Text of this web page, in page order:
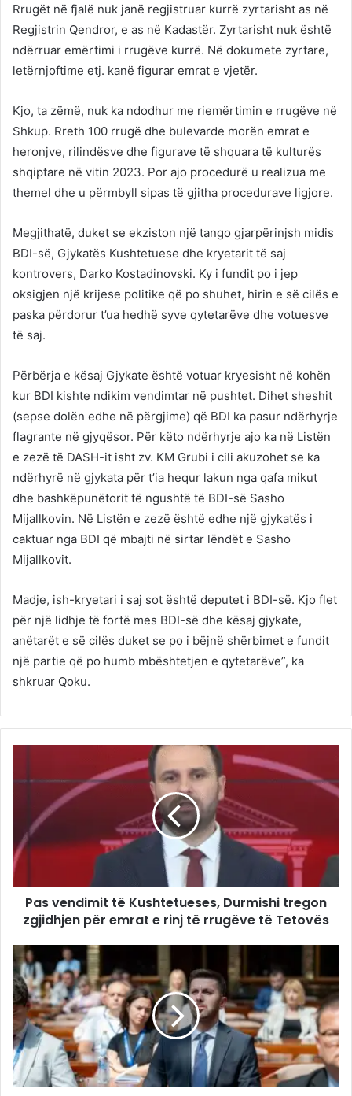
Rrugët në fjalë nuk janë regjistruar kurrë zyrtarisht as në
Regjistrin Qendror, e as në Kadastër. Zyrtarisht nuk është
ndërruar emërtimi i rrugëve kurrë. Në dokumete zyrtare,
letërnjoftime etj. kanë figurar emrat e vjetër.
Kjo, ta zëmë, nuk ka ndodhur me riemërtimin e rrugëve në
Shkup. Rreth 100 rrugë dhe bulevarde morën emrat e
heronjve, rilindësve dhe figurave të shquara të kulturës
shqiptare në vitin 2023. Por ajo procedurë u realizua me
themel dhe u përmbyll sipas të gjitha procedurave ligjore.
Megjithatë, duket se ekziston një tango gjarpërinjsh midis
BDI-së, Gjykatës Kushtetuese dhe kryetarit të saj
kontrovers, Darko Kostadinovski. Ky i fundit po i jep
oksigjen një krijese politike që po shuhet, hirin e së cilës e
paska përdorur t’ua hedhë syve qytetarëve dhe votuesve
të saj.
Përbërja e kësaj Gjykate është votuar kryesisht në kohën
kur BDI kishte ndikim vendimtar në pushtet. Dihet sheshit
(sepse dolën edhe në përgjime) që BDI ka pasur ndërhyrje
flagrante në gjyqësor. Për këto ndërhyrje ajo ka në Listën
e zezë të DASH-it isht zv. KM Grubi i cili akuzohet se ka
ndërhyrë në gjykata për t’ia hequr lakun nga qafa mikut
dhe bashkëpunëtorit të ngushtë të BDI-së Sasho
Mijallkovin. Në Listën e zezë është edhe një gjykatës i
caktuar nga BDI që mbajti në sirtar lëndët e Sasho
Mijallkovit.
Madje, ish-kryetari i saj sot është deputet i BDI-së. Kjo flet
për një lidhje të fortë mes BDI-së dhe kësaj gjykate,
anëtarët e së cilës duket se po i bëjnë shërbimet e fundit
një partie që po humb mbështetjen e qytetarëve”, ka
shkruar Qoku.
Pas vendimit të Kushtetueses, Durmishi tregon
zgjidhjen për emrat e rinj të rrugëve të Tetovës